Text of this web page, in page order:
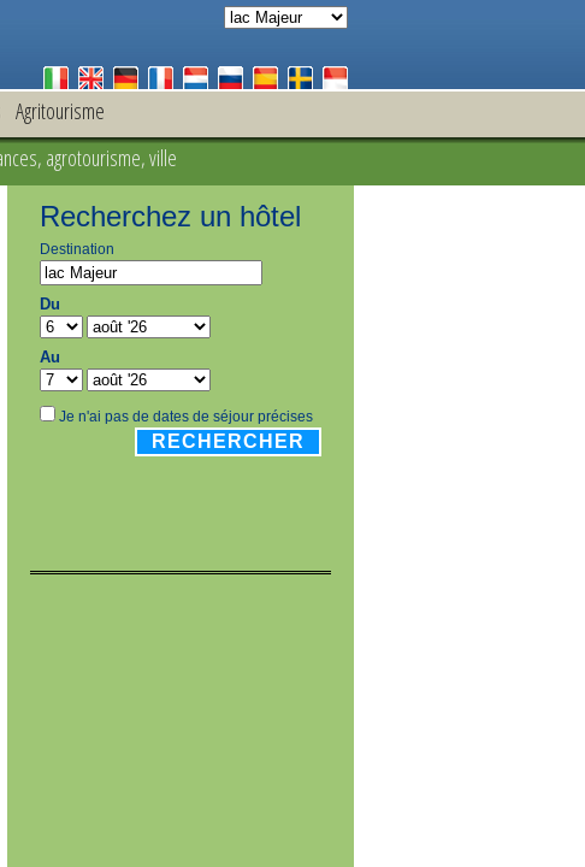
Agritourisme
agrotourisme, ville